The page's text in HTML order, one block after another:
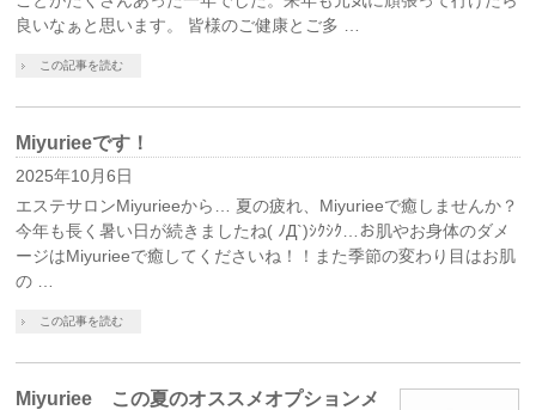
良いなぁと思います。 皆様のご健康とご多 …
この記事を読む
Miyurieeです！
2025年10月6日
エステサロンMiyurieeから… 夏の疲れ、Miyurieeで癒しませんか？
今年も長く暑い日が続きましたね( ﾉД`)ｼｸｼｸ…お肌やお身体のダメ
ージはMiyurieeで癒してくださいね！！また季節の変わり目はお肌
の …
この記事を読む
Miyuriee この夏のオススメオプションメ